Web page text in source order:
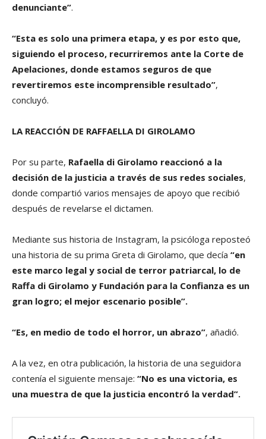
denunciante”.
“Esta es solo una primera etapa, y es por esto que,
siguiendo el proceso, recurriremos ante la Corte de
Apelaciones, donde estamos seguros de que
revertiremos este incomprensible resultado”,
concluyó.
LA REACCIÓN DE RAFFAELLA DI GIROLAMO
Por su parte, Rafaella di Girolamo reaccionó a la
decisión de la justicia a través de sus redes sociales,
donde compartió varios mensajes de apoyo que recibió
después de revelarse el dictamen.
Mediante sus historia de Instagram, la psicóloga reposteó
una historia de su prima Greta di Girolamo, que decía “en
este marco legal y social de terror patriarcal, lo de
Raffa di Girolamo y Fundación para la Confianza es un
gran logro; el mejor escenario posible”.
“Es, en medio de todo el horror, un abrazo”, añadió.
A la vez, en otra publicación, la historia de una seguidora
contenía el siguiente mensaje: “No es una victoria, es
una muestra de que la justicia encontró la verdad”.